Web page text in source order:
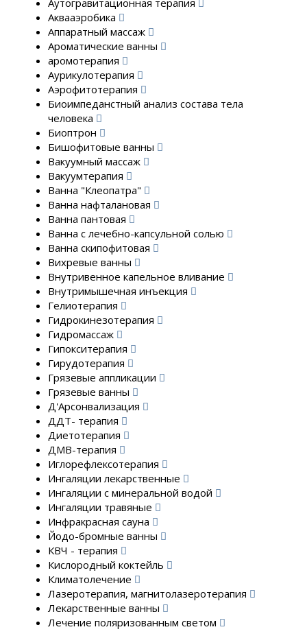
Аквааэробика
Аппаратный массаж
Ароматические ванны
аромотерапия
Аурикулотерапия
Аэрофитотерапия
Биоимпеданстный анализ состава тела
человека
Биоптрон
Бишофитовые ванны
Вакуумный массаж
Вакуумтерапия
Ванна "Клеопатра"
Ванна нафталановая
Ванна пантовая
Ванна с лечебно-капсульной солью
Ванна скипофитовая
Вихревые ванны
Внутривенное капельное вливание
Внутримышечная инъекция
Гелиотерапия
Гидрокинезотерапия
Гидромассаж
Гипокситерапия
Гирудотерапия
Грязевые аппликации
Грязевые ванны
Д'Арсонвализация
ДДТ- терапия
Диетотерапия
ДМВ-терапия
Иглорефлексотерапия
Ингаляции лекарственные
Ингаляции с минеральной водой
Ингаляции травяные
Инфракрасная сауна
Йодо-бромные ванны
КВЧ - терапия
Кислородный коктейль
Климатолечение
Лазеротерапия, магнитолазеротерапия
Лекарственные ванны
Лечение поляризованным светом